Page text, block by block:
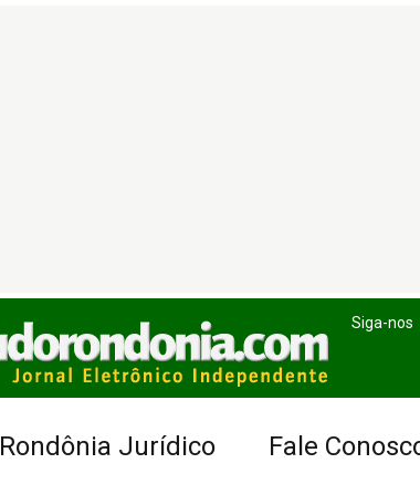
Siga-nos
Rondônia Jurídico Fale